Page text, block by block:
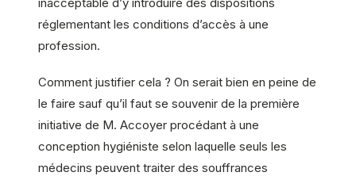
réglementant les conditions d’accès à une
profession.
Comment justifier cela ? On serait bien en peine de
le faire sauf qu’il faut se souvenir de la première
initiative de M. Accoyer procédant à une
conception hygiéniste selon laquelle seuls les
médecins peuvent traiter des souffrances